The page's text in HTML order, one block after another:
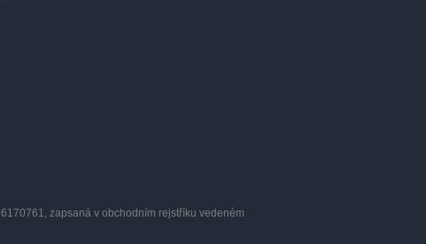
zapsaná v obchodním rejstříku vedeném